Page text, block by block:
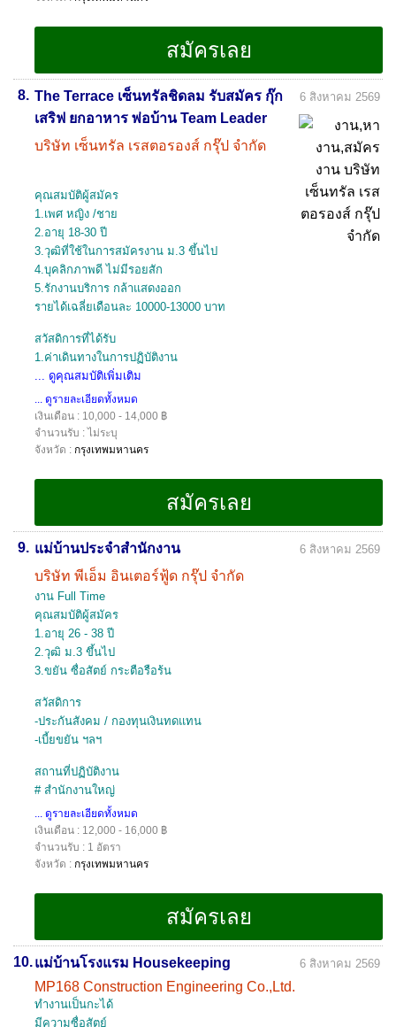
8. The Terrace เซ็นทรัลชิดลม รับสมัคร กุ๊ก
เสริฟ ยกอาหาร พ่อบ้าน Team Leader
บริษัท เซ็นทรัล เรสตอรองส์ กรุ๊ป จำกัด
6 สิงหาคม 2569
คุณสมบัติผู้สมัคร
1.เพศ หญิง /ชาย
2.อายุ 18-30 ปี
3.วุฒิที่ใช้ในการสมัครงาน ม.3 ขึ้นไป
4.บุคลิกภาพดี ไม่มีรอยสัก
5.รักงานบริการ กล้าแสดงออก
รายได้เฉลี่ยเดือนละ 10000-13000 บาท
สวัสดิการที่ได้รับ
1.ค่าเดินทางในการปฏิบัติงาน
... ดูคุณสมบัติเพิ่มเติม
... ดูรายละเอียดทั้งหมด
เงินเดือน : 10,000 - 14,000 ฿
จำนวนรับ : ไม่ระบุ
จังหวัด : กรุงเทพมหานคร
9. แม่บ้านประจำสำนักงาน
บริษัท พีเอ็ม อินเตอร์ฟู้ด กรุ๊ป จำกัด
6 สิงหาคม 2569
งาน Full Time
คุณสมบัติผู้สมัคร
1.อายุ 26 - 38 ปี
2.วุฒิ ม.3 ขึ้นไป
3.ขยัน ซื่อสัตย์ กระตือรือร้น
สวัสดิการ
-ประกันสังคม / กองทุนเงินทดแทน
-เบี้ยขยัน ฯลฯ
สถานที่ปฏิบัติงาน
# สำนักงานใหญ่
... ดูรายละเอียดทั้งหมด
เงินเดือน : 12,000 - 16,000 ฿
จำนวนรับ : 1 อัตรา
จังหวัด : กรุงเทพมหานคร
10.แม่บ้านโรงแรม Housekeeping
MP168 Construction Engineering Co.,Ltd.
6 สิงหาคม 2569
ทำงานเป็นกะได้
มีความซื่อสัตย์